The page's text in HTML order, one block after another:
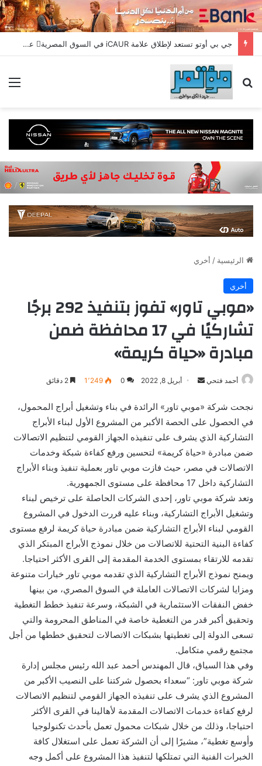
جي بي أوتو تستعد لإطلاق علامة iCAUR في السوق المصرية علامة عالمية جديدة لسيارات الطاقة الجديدة تجمع بين التكنولوجيا الذكية والتصميم الجريء وروح المغامر
بحث عن
الرئيسية / أخري
أخري
«موبي تاور» تفوز بتنفيذ 292 برجًا
تشاركيًا في 17 محافظة ضمن
مبادرة «حياة كريمة»
أحمد فتحي
أرسل
إلكترونيا
أبريل 8, 2022 0 1٬249
نجحت شركة «موبي تاور» الرائدة في بناء وتشغيل أبراج المحمول،
في الحصول على الحصة الأكبر من المشروع الأول لبناء الأبراج
التشاركية الذي يشرف على تنفيذه الجهاز القومي لتنظيم الاتصالات
ضمن مبادرة «حياة كريمة» لتحسين ورفع كفاءة شبكة وخدمات
الاتصالات في مصر، حيث فازت موبي تاور بعملية تنفيذ وبناء الأبراج
التشاركية داخل 17 محافظة على مستوى الجمهورية.
وتعد شركة موبي تاور، إحدى الشركات الحاصلة على ترخيص لبناء
وتشغيل الأبراج التشاركية، وبناء عليه قررت الدخول في المشروع
القومي لبناء الأبراج التشاركية ضمن مبادرة حياة كريمة لرفع مستوى
كفاءة البنية التحتية للاتصالات من خلال نموذج الأبراج المبتكر الذي
تقدمه للارتقاء بمستوى الخدمة المقدمة إلى القرى الأكثر احتياجا.
ويمنح نموذج الأبراج التشاركية الذي تقدمه موبي تاور خيارات متنوعة
ومزايا لشركات الاتصالات العاملة في السوق المصري، من بينها
خفض النفقات الاستثمارية في الشبكة، وسرعة تنفيذ خطط التغطية
وتحقيق أكبر قدر من التغطية خاصة في المناطق المحرومة والتي
تسعى الدولة إلى تغطيتها بشبكات الاتصالات لتحقيق خططها من أجل
مجتمع رقمي متكامل.
وفي هذا السياق، قال المهندس أحمد عبد الله رئيس مجلس إدارة
شركة موبي تاور: “سعداء بحصول شركتنا على النصيب الأكبر من
المشروع الذي يشرف على تنفيذه الجهاز القومي لتنظيم الاتصالات
لرفع كفاءة خدمات الاتصالات المقدمة لأهالينا في القرى الأكثر
احتياجا، وذلك من خلال شبكات محمول تعمل بأحدث تكنولوجيا
وأوسع تغطية”، مشيرًا إلى أن الشركة تعمل على استغلال كافة
الخبرات الفنية التي تمتلكها لتنفيذ هذا المشروع على أكمل وجه